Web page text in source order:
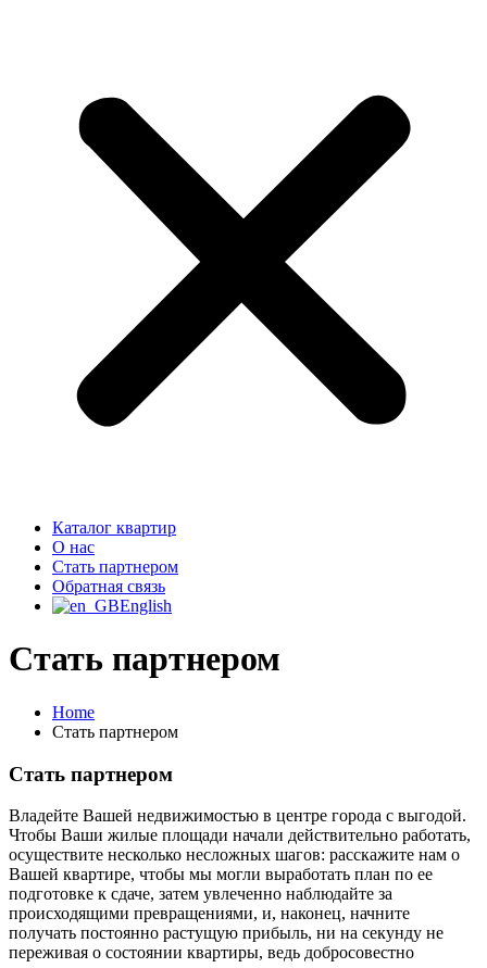
Каталог квартир
О нас
Стать партнером
Обратная связь
English
Стать партнером
Home
Стать партнером
Стать партнером
Владейте Вашей недвижимостью в центре города с выгодой.
Чтобы Ваши жилые площади начали действительно работать,
осуществите несколько несложных шагов: расскажите нам о
Вашей квартире, чтобы мы могли выработать план по ее
подготовке к сдаче, затем увлеченно наблюдайте за
происходящими превращениями, и, наконец, начните
получать постоянно растущую прибыль, ни на секунду не
переживая о состоянии квартиры, ведь добросовестно